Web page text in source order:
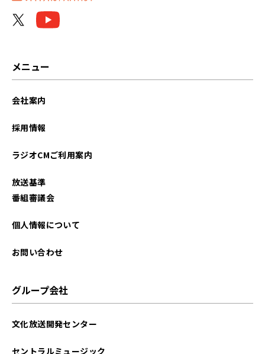
メニュー
会社案内
採用情報
ラジオCMご利用案内
放送基準
番組審議会
個人情報について
お問い合わせ
グループ会社
文化放送開発センター
セントラルミュージック